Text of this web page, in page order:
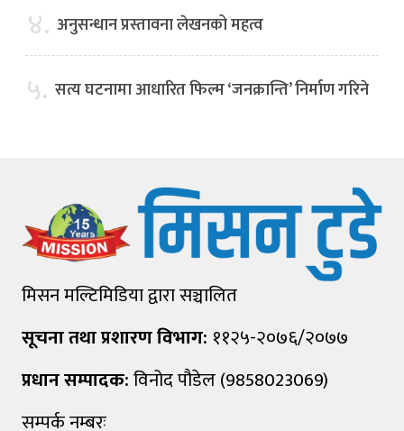
४. अनुसन्धान प्रस्तावना लेखनको महत्व
५. सत्य घटनामा आधारित फिल्म ‘जनक्रान्ति’ निर्माण गरिने
मिसन मल्टिमिडिया द्वारा सञ्चालित
सूचना तथा प्रशारण विभाग: ११२५-२०७६/२०७७
प्रधान सम्पादक:विनोद पौडेल (9858023069)
सम्पर्क नम्बरः